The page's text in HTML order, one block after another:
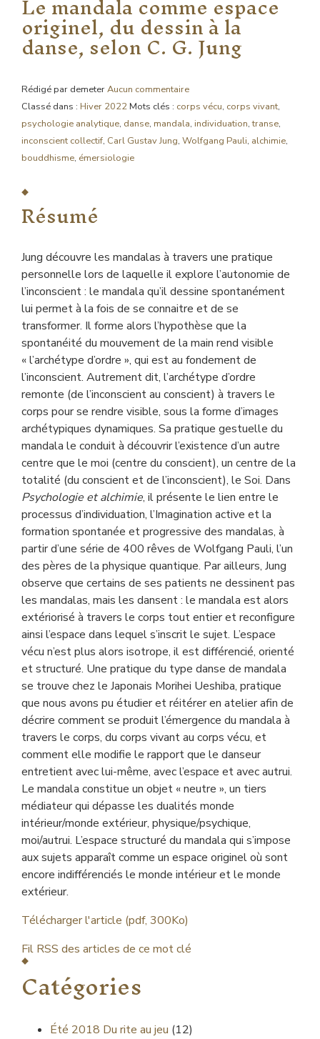
originel, du dessin à la
danse, selon C. G. Jung
Rédigé par demeterAucun commentaire
Classé dans : Hiver 2022 Mots clés : corps vécu, corps vivant,
psychologie analytique, danse, mandala, individuation,transe,
inconscient collectif, Carl Gustav Jung, Wolfgang Pauli, alchimie,
bouddhisme, émersiologie
Résumé
Jung découvre les mandalas à travers une pratique
personnelle lors de laquelle il explore l’autonomie de
l’inconscient : le mandala qu’il dessine spontanément
lui permet à la fois de se connaitre et de se
transformer. Il forme alors l’hypothèse que la
spontanéité du mouvement de la main rend visible
« l’archétype d’ordre », qui est au fondement de
l’inconscient. Autrement dit, l’archétype d’ordre
remonte (de l’inconscient au conscient) à travers le
corps pour se rendre visible, sous la forme d’images
archétypiques dynamiques. Sa pratique gestuelle du
mandala le conduit à découvrir l’existence d’un autre
centre que le moi (centre du conscient), un centre de la
totalité (du conscient et de l’inconscient), le Soi. Dans
Psychologie et alchimie, il présente le lien entre le
processus d’individuation, l’Imagination active et la
formation spontanée et progressive des mandalas, à
partir d’une série de 400 rêves de Wolfgang Pauli, l’un
des pères de la physique quantique. Par ailleurs, Jung
observe que certains de ses patients ne dessinent pas
les mandalas, mais les dansent : le mandala est alors
extériorisé à travers le corps tout entier et reconfigure
ainsi l’espace dans lequel s’inscrit le sujet. L’espace
vécu n’est plus alors isotrope, il est différencié, orienté
et structuré. Une pratique du type danse de mandala
se trouve chez le Japonais Morihei Ueshiba, pratique
que nous avons pu étudier et réitérer en atelier afin de
décrire comment se produit l’émergence du mandala à
travers le corps, du corps vivant au corps vécu, et
comment elle modifie le rapport que le danseur
entretient avec lui-même, avec l’espace et avec autrui.
Le mandala constitue un objet « neutre », un tiers
médiateur qui dépasse les dualités monde
intérieur/monde extérieur, physique/psychique,
moi/autrui. L’espace structuré du mandala qui s’impose
aux sujets apparaît comme un espace originel où sont
encore indifférenciés le monde intérieur et le monde
extérieur.
Télécharger l'article (pdf, 300Ko)
Fil RSS des articles de ce mot clé
Catégories
Été 2018 Du rite au jeu (12)